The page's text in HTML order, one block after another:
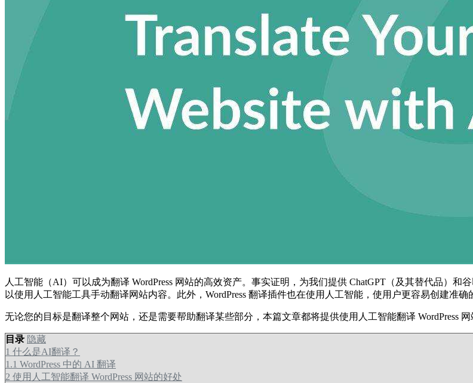
人工智能（AI）可以成为翻译 WordPress 网站的高效资产。事实证明，为我们提供 ChatGPT（及其替代品）
以使用人工智能工具手动翻译网站内容。此外，WordPress 翻译插件也在使用人工智能，使用户更容易创建准确
无论您的目标是翻译整个网站，还是需要帮助翻译某些部分，本篇文章都将提供使用人工智能翻译 WordPress 网
目录 隐藏
1 什么是AI翻译？
1.1 WordPress 中的 AI 翻译
2 使用人工智能翻译 WordPress 网站的好处